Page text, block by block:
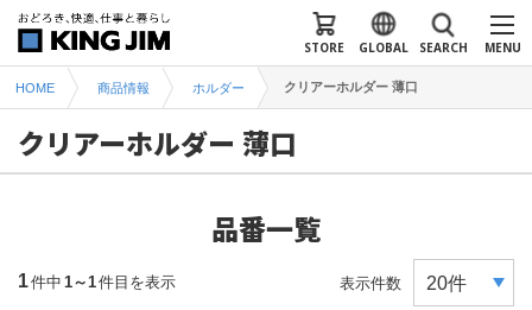
MENU
SEARCH
GLOBAL
STORE
HOME 商品情報 ホルダー クリアーホルダー 薄口
クリアーホルダー 薄口
品番一覧
1件中 1～1件目を表示 表示件数